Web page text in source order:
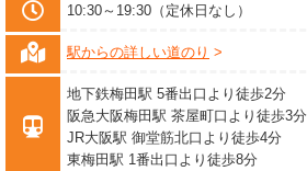
10:30～19:30（定休日なし）
駅からの詳しい道のり
地下鉄梅田駅 5番出口より徒歩2分
阪急大阪梅田駅 茶屋町口より徒歩3分
JR大阪駅 御堂筋北口より徒歩4分
東梅田駅 1番出口より徒歩8分